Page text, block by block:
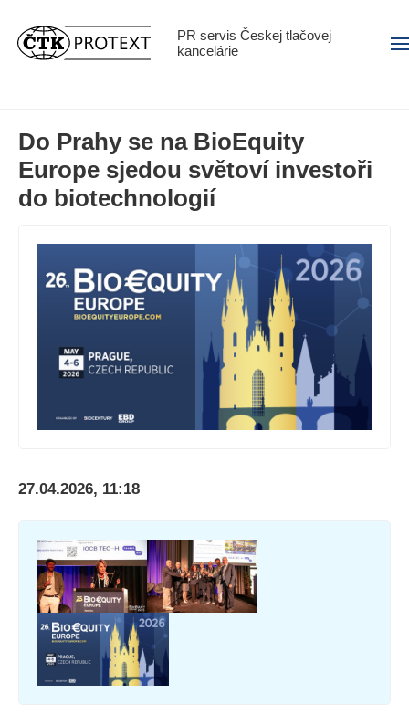
PR servis Českej tlačovej
kancelárie
Do Prahy se na BioEquity
Europe sjedou světoví investoři
do biotechnologií
27.04.2026, 11:18